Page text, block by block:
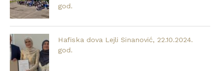
god.
Hafiska dova Lejli Sinanović, 22.10.2024.
god.